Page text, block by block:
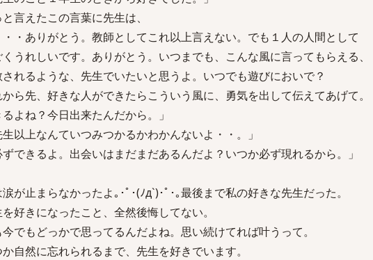
言えたこの言葉に先生は、
・・ありがとう。教師としてこれ以上言えない。でも１人の人間として
うれしいです。ありがとう。いつまでも、こんな風に言ってもらえる、
れるような、先生でいたいと思うよ。いつでも遊びにおいで？
から先、好きな人ができたらこういう風に、勇気を出して伝えてあげて。
よね？今日出来たんだから。」
生以上なんていつみつかるかわかんないよ・・。」
ずできるよ。出会いはまだまだあるんだよ？いつか必ず現れるから。」
が止まらなかったよ｡･ﾟ･(ﾉд`)･ﾟ･｡最後まで私の好きな先生だった。
好きになったこと、全然後悔してない。
今でもどっかで思ってるんだよね。思い続けてれば叶うって。
自然に忘れられるまで、先生を好きでいます。